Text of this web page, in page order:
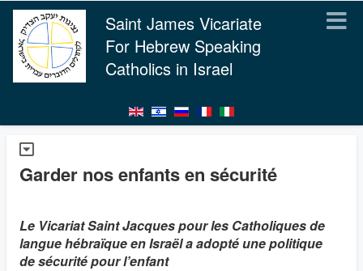
Saint James Vicariate
For Hebrew Speaking
Catholics in Israel
Garder nos enfants en sécurité
Le Vicariat Saint Jacques pour les Catholiques de
langue hébraïque en Israël a adopté une politique
de sécurité pour l’enfant